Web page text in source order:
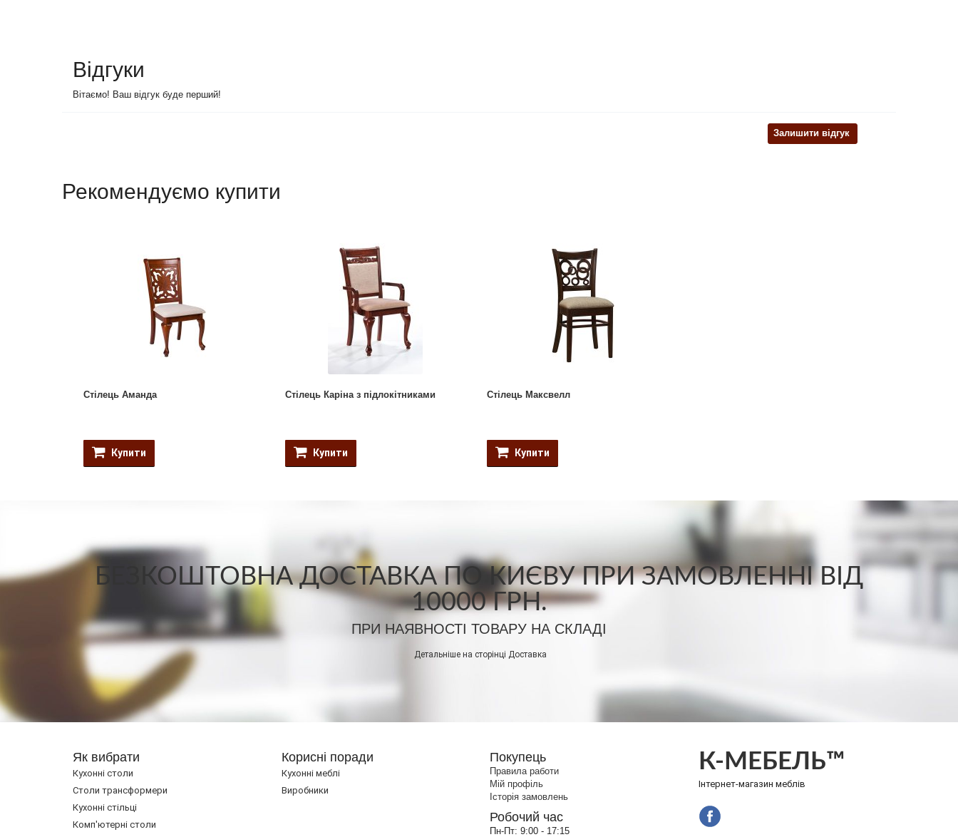
Відгуки
Вітаємо! Ваш відгук буде перший!
Залишити відгук
Рекомендуємо купити
Стілець Аманда
Купити
Стілець Каріна з підлокітниками
Купити
Стілець Максвелл
Купити
БЕЗКОШТОВНА ДОСТАВКА ПО КИЄВУ ПРИ ЗАМОВЛЕННІ ВІД
10000 ГРН.
ПРИ НАЯВНОСТІ ТОВАРУ НА СКЛАДІ
Детальніше на сторінці Доставка
Як вибрати
Кухонні столи
Cтоли трансформери
Кухонні стільці
Комп'ютерні столи
Корисні поради
Кухонні меблі
Виробники
Покупець
Правила работи
Мій профіль
Історія замовлень
Робочий час
Пн-Пт: 9:00 - 17:15
К-МЕБЕЛЬ™
Інтернет-магазин меблів